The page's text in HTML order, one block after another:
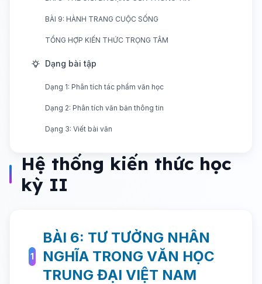
BÀI 9: HÀNH TRANG CUỘC SỐNG
TỔNG HỢP KIẾN THỨC TRỌNG TÂM
Dạng bài tập
Dạng 1: Phân tích tác phẩm văn học
Dạng 2: Phân tích văn bản thông tin
Dạng 3: Viết bài văn
Hệ thống kiến thức học
kỳ II
1
BÀI 6: TƯ TƯỞNG NHÂN
NGHĨA TRONG VĂN HỌC
TRUNG ĐẠI VIỆT NAM